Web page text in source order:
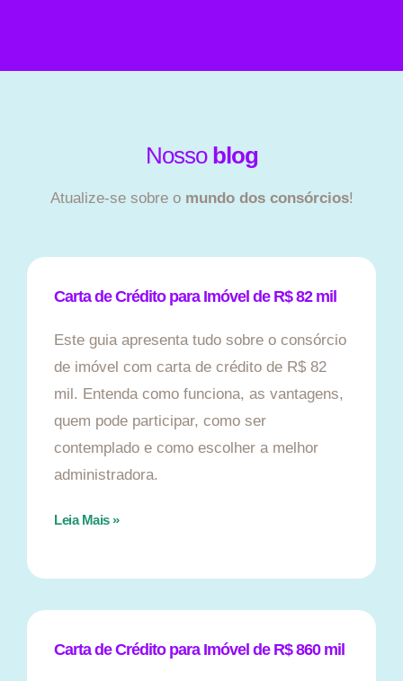
Nosso blog
Atualize-se sobre o mundo dos consórcios!
Carta de Crédito para Imóvel de R$ 82 mil
Este guia apresenta tudo sobre o consórcio
de imóvel com carta de crédito de R$ 82
mil. Entenda como funciona, as vantagens,
quem pode participar, como ser
contemplado e como escolher a melhor
administradora.
Leia Mais »
Carta de Crédito para Imóvel de R$ 860 mil